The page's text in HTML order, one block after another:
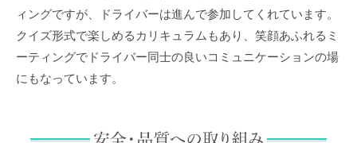
ィングですが、ドライバーは進んで参加してくれています。
クイズ形式で楽しめるカリキュラムもあり、笑顔あふれるミ
ーティングでドライバー同士の良いコミュニケーションの場
にもなっています。